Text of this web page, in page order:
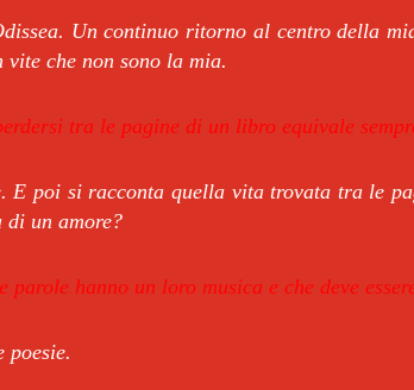
Un continuo ritorno al centro della
che non sono la mia.
tra le pagine di un libro equivale
E poi si racconta quella vita trovata tra le
di un amore?
parole hanno un loro musica e che deve
poesie.